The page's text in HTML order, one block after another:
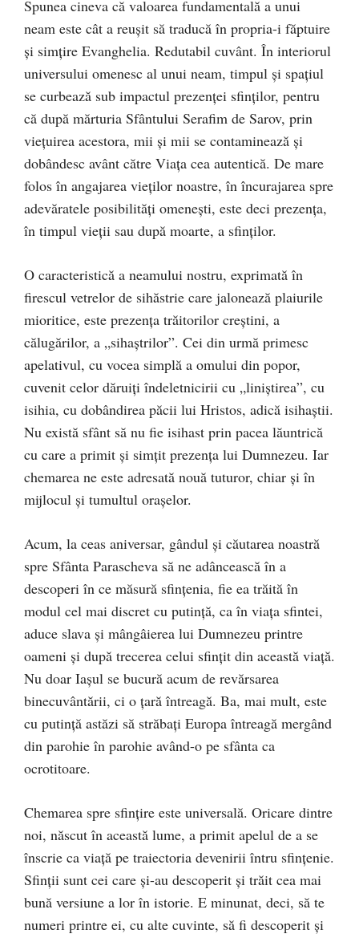
Spunea cineva că valoarea fundamentală a unui
neam este cât a reuşit să traducă în propria-i făptuire
şi simțire Evanghelia. Redutabil cuvânt. În interiorul
universului omenesc al unui neam, timpul şi spațiul
se curbează sub impactul prezenței sfinților, pentru
că după mărturia Sfântului Serafim de Sarov, prin
viețuirea acestora, mii şi mii se contaminează şi
dobândesc avânt către Viața cea autentică. De mare
folos în angajarea vieților noastre, în încurajarea spre
adevăratele posibilități omeneşti, este deci prezența,
în timpul vieții sau după moarte, a sfinților.
O caracteristică a neamului nostru, exprimată în
firescul vetrelor de sihăstrie care jalonează plaiurile
mioritice, este prezența trăitorilor creştini, a
călugărilor, a „sihaştrilor”. Cei din urmă primesc
apelativul, cu vocea simplă a omului din popor,
cuvenit celor dăruiți îndeletnicirii cu „liniştirea”, cu
isihia, cu dobândirea păcii lui Hristos, adică isihaştii.
Nu există sfânt să nu fie isihast prin pacea lăuntrică
cu care a primit şi simțit prezența lui Dumnezeu. Iar
chemarea ne este adresată nouă tuturor, chiar şi în
mijlocul şi tumultul oraşelor.
Acum, la ceas aniversar, gândul şi căutarea noastră
spre Sfânta Parascheva să ne adâncească în a
descoperi în ce măsură sfințenia, fie ea trăită în
modul cel mai discret cu putință, ca în viața sfintei,
aduce slava şi mângâierea lui Dumnezeu printre
oameni şi după trecerea celui sfințit din această viață.
Nu doar Iaşul se bucură acum de revărsarea
binecuvântării, ci o țară întreagă. Ba, mai mult, este
cu putință astăzi să străbați Europa întreagă mergând
din parohie în parohie având-o pe sfânta ca
ocrotitoare.
Chemarea spre sfințire este universală. Oricare dintre
noi, născut în această lume, a primit apelul de a se
înscrie ca viață pe traiectoria devenirii întru sfințenie.
Sfinții sunt cei care şi-au descoperit şi trăit cea mai
bună versiune a lor în istorie. E minunat, deci, să te
numeri printre ei, cu alte cuvinte, să fi descoperit şi